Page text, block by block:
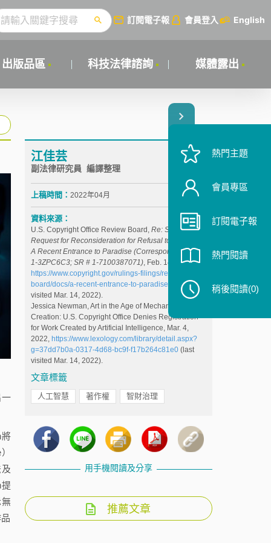
訂閱電子報 會員登入 English
出版品區 科技法律諮詢 媒體露出
江佳芸
副法律研究員 編譯整理
上稿時間： 2022年04月
資料來源：
U.S. Copyright Office Review Board, Re: Second
Request for Reconsideration for Refusal to Register
A Recent Entrance to Paradise (Correspondence ID
1-3ZPC6C3; SR # 1-7100387071), Feb. 14, 2022,
https://www.copyright.gov/rulings-filings/review-
board/docs/a-recent-entrance-to-paradise.pdf
(last
visited Mar. 14, 2022).
Jessica Newman, Art in the Age of Mechanical
Creation: U.S. Copyright Office Denies Registration
for Work Created by Artificial Intelligence, Mar. 4,
2022, https://www.lexology.com/library/detail.aspx?
g=37dd7b0a-0317-4d68-bc9f-f17b264c81e0(last
visited Mar. 14, 2022).
文章標籤
人工智慧 著作權 智財治理
用手機閱讀及分享
推薦文章
熱門主題
會員專區
訂閱電子報
熱門閱讀
稍後閱讀(0)